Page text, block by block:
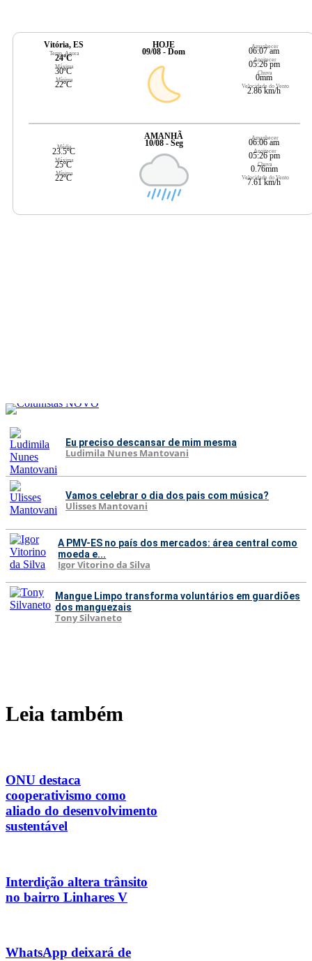
Vitória, ES
Temp. Agora
24ºC
Máxima
30ºC
Mínima
22ºC
HOJE
09/08 - Dom
Amanhecer
06:07 am
Anoitecer
05:26 pm
Chuva
0mm
Velocidade do Vento
2.86 km/h
Média
23.5ºC
Máxima
25ºC
Mínima
22ºC
AMANHÃ
10/08 - Seg
Amanhecer
06:06 am
Anoitecer
05:26 pm
Chuva
0.76mm
Velocidade do Vento
7.61 km/h
Eu preciso descansar de mim mesma
Ludimila Nunes Mantovani
Vamos celebrar o dia dos pais com música?
Ulisses Mantovani
A PMV-ES no país dos mercados: área central como
moeda e...
Igor Vitorino da Silva
Mangue Limpo transforma voluntários em guardiões
dos manguezais
Tony Silvaneto
Leia também
ONU destaca
cooperativismo como
aliado do desenvolvimento
sustentável
Interdição altera trânsito
no bairro Linhares V
WhatsApp deixará de